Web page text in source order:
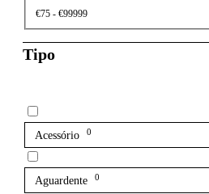
€75 - €99999
Tipo
Acessório 0
Aguardente 0